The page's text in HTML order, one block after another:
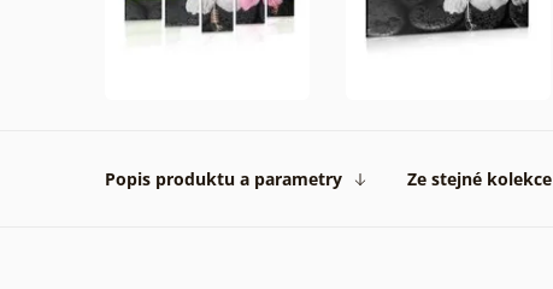
Popis produktu a parametry Ze stejné kolekce